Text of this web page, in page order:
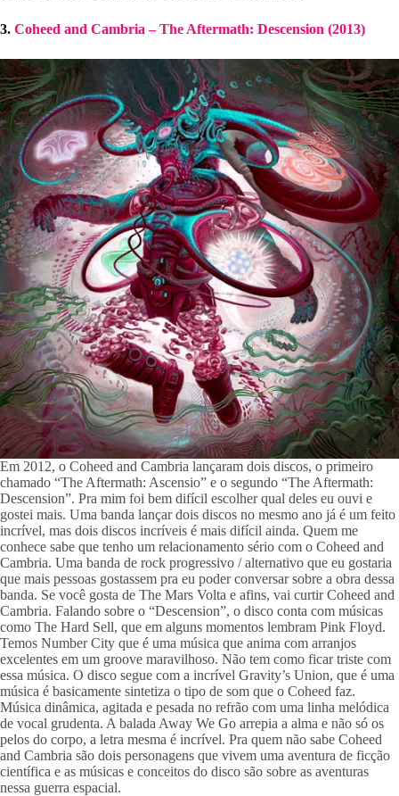
3. Coheed and Cambria – The Aftermath: Descension (2013)
Em 2012, o Coheed and Cambria lançaram dois discos, o primeiro
chamado “The Aftermath: Ascensio” e o segundo “The Aftermath:
Descension”. Pra mim foi bem difícil escolher qual deles eu ouvi e
gostei mais. Uma banda lançar dois discos no mesmo ano já é um feito
incrível, mas dois discos incríveis é mais difícil ainda. Quem me
conhece sabe que tenho um relacionamento sério com o Coheed and
Cambria. Uma banda de rock progressivo / alternativo que eu gostaria
que mais pessoas gostassem pra eu poder conversar sobre a obra dessa
banda. Se você gosta de The Mars Volta e afins, vai curtir Coheed and
Cambria. Falando sobre o “Descension”, o disco conta com músicas
como The Hard Sell, que em alguns momentos lembram Pink Floyd.
Temos Number City que é uma música que anima com arranjos
excelentes em um groove maravilhoso. Não tem como ficar triste com
essa música. O disco segue com a incrível Gravity’s Union, que é uma
música é basicamente sintetiza o tipo de som que o Coheed faz.
Música dinâmica, agitada e pesada no refrão com uma linha melódica
de vocal grudenta. A balada Away We Go arrepia a alma e não só os
pelos do corpo, a letra mesma é incrível. Pra quem não sabe Coheed
and Cambria são dois personagens que vivem uma aventura de ficção
científica e as músicas e conceitos do disco são sobre as aventuras
nessa guerra espacial.